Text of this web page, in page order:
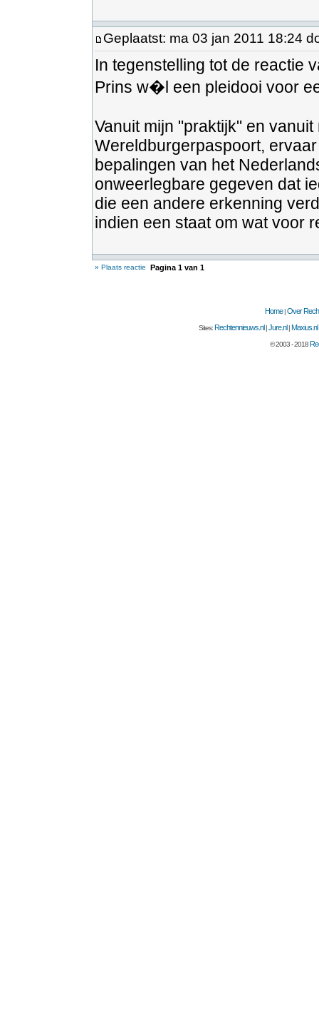
Geplaatst: ma 03 jan 2011 18:24
In tegenstelling tot de reactie
Prins w�l een pleidooi voor
Vanuit mijn "praktijk" en
Wereldburgerpaspoort,
bepalingen van het
onweerlegbare gegeven dat
die een andere erkenning
indien een staat om wat voor
» Plaats reactie Pagina 1 van 1
Home|Over
Sites:Rechtennieuws.nl |Jure.nl |Maxius.nl
© 2003 - 2018